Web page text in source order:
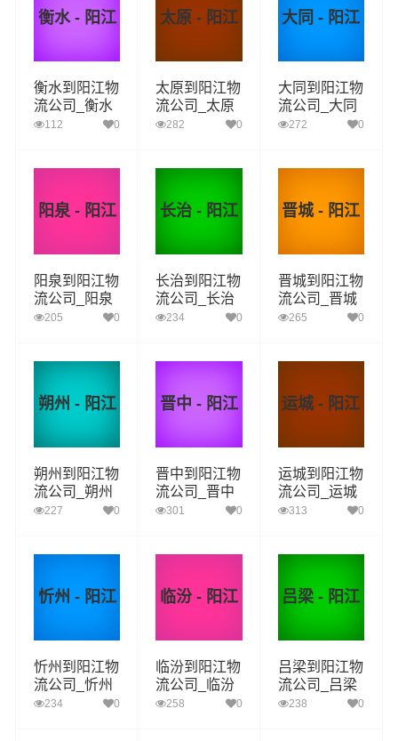
衡水 - 阳江
衡水到阳江物
流公司_衡水
到阳江货运_
112 0
太原 - 阳江
太原到阳江物
流公司_太原
到阳江货运_
282 0
大同 - 阳江
大同到阳江物
流公司_大同
到阳江货运_
272 0
阳泉 - 阳江
阳泉到阳江物
流公司_阳泉
到阳江货运_
205 0
长治 - 阳江
长治到阳江物
流公司_长治
到阳江货运_
234 0
晋城 - 阳江
晋城到阳江物
流公司_晋城
到阳江货运_
265 0
朔州 - 阳江
朔州到阳江物
流公司_朔州
到阳江货运_
227 0
晋中 - 阳江
晋中到阳江物
流公司_晋中
到阳江货运_
301 0
运城 - 阳江
运城到阳江物
流公司_运城
到阳江货运_
313 0
忻州 - 阳江
忻州到阳江物
流公司_忻州
到阳江货运_
234 0
临汾 - 阳江
临汾到阳江物
流公司_临汾
到阳江货运_
258 0
吕梁 - 阳江
吕梁到阳江物
流公司_吕梁
到阳江货运_
238 0